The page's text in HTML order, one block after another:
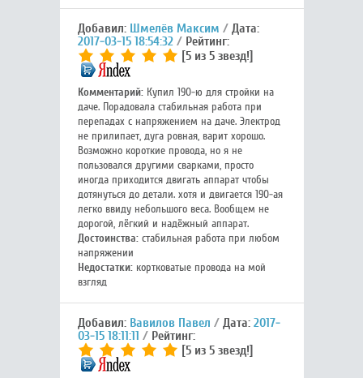
Добавил: Шмелёв Максим Дата:
2017-03-15 18:54:32
Рейтинг:
[5 из 5 звезд!]
Комментарий:Купил 190-ю для стройки на
даче. Порадовала стабильная работа при
перепадах с напряжением на даче. Электрод
не прилипает, дуга ровная, варит хорошо.
Возможно короткие провода, но я не
пользовался другими сварками, просто
иногда приходится двигать аппарат чтобы
дотянуться до детали. хотя и двигается 190-ая
легко ввиду небольшого веса. Вообщем не
дорогой, лёгкий и надёжный аппарат.
Достоинства:стабильная работа при любом
напряжении
Недостатки:кортковатые провода на мой
взгляд
Добавил: Вавилов Павел Дата: 2017-
03-15 18:11:11
Рейтинг:
[5 из 5 звезд!]